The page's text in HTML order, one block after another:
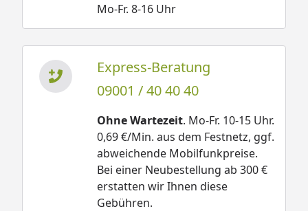
Mo-Fr. 8-16 Uhr
Express-Beratung
09001 / 40 40 40
Ohne Wartezeit. Mo-Fr. 10-15 Uhr.
0,69 €/Min. aus dem Festnetz, ggf.
abweichende Mobilfunkpreise.
Bei einer Neubestellung ab 300 €
erstatten wir Ihnen diese
Gebühren.